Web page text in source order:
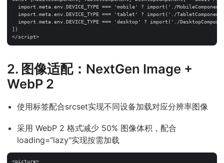
import.meta.env.DEVICE_TYPE === 'mobile' ? import('./
import.meta.env.DEVICE_TYPE === 'tablet' ? import('./
import.meta.env.DEVICE_TYPE === 'desktop' ? import('./
])
2. 图像适配：NextGen Image +
WebP 2
使用标签配合srcset实现不同设备加载对应分辨率图像
采用 WebP 2 格式减少 50% 图像体积，配合
loading=“lazy"实现按需加载
<picture>